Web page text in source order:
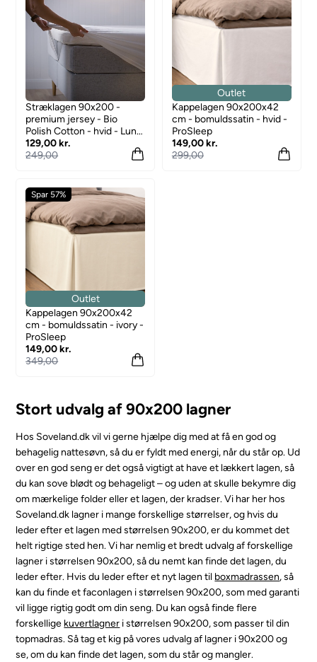
Stræklagen 90x200 -
premium jersey - Bio
Polish Cotton - hvid - Luna
Denmark
129,00 kr.
249,00
Outlet
Kappelagen 90x200x42
cm - bomuldssatin - hvid -
ProSleep
149,00 kr.
299,00
Spar 57%
Outlet
Kappelagen 90x200x42
cm - bomuldssatin - ivory -
ProSleep
149,00 kr.
349,00
Stort udvalg af 90x200 lagner
Hos Soveland.dk vil vi gerne hjælpe dig med at få en god og
behagelig nattesøvn, så du er fyldt med energi, når du står op. Ud
over en god seng er det også vigtigt at have et lækkert lagen, så
du kan sove blødt og behageligt – og uden at skulle bekymre dig
om mærkelige folder eller et lagen, der kradser. Vi har her hos
Soveland.dk lagner i mange forskellige størrelser, og hvis du
leder efter et lagen med størrelsen 90x200, er du kommet det
helt rigtige sted hen. Vi har nemlig et bredt udvalg af forskellige
lagner i størrelsen 90x200, så du nemt kan finde det lagen, du
leder efter. Hvis du leder efter et nyt lagen til boxmadrassen, så
kan du finde et faconlagen i størrelsen 90x200, som med garanti
vil ligge rigtig godt om din seng. Du kan også finde flere
forskellige kuvertlagner i størrelsen 90x200, som passer til din
topmadras. Så tag et kig på vores udvalg af lagner i 90x200 og
se, om du kan finde det lagen, som du står og mangler.